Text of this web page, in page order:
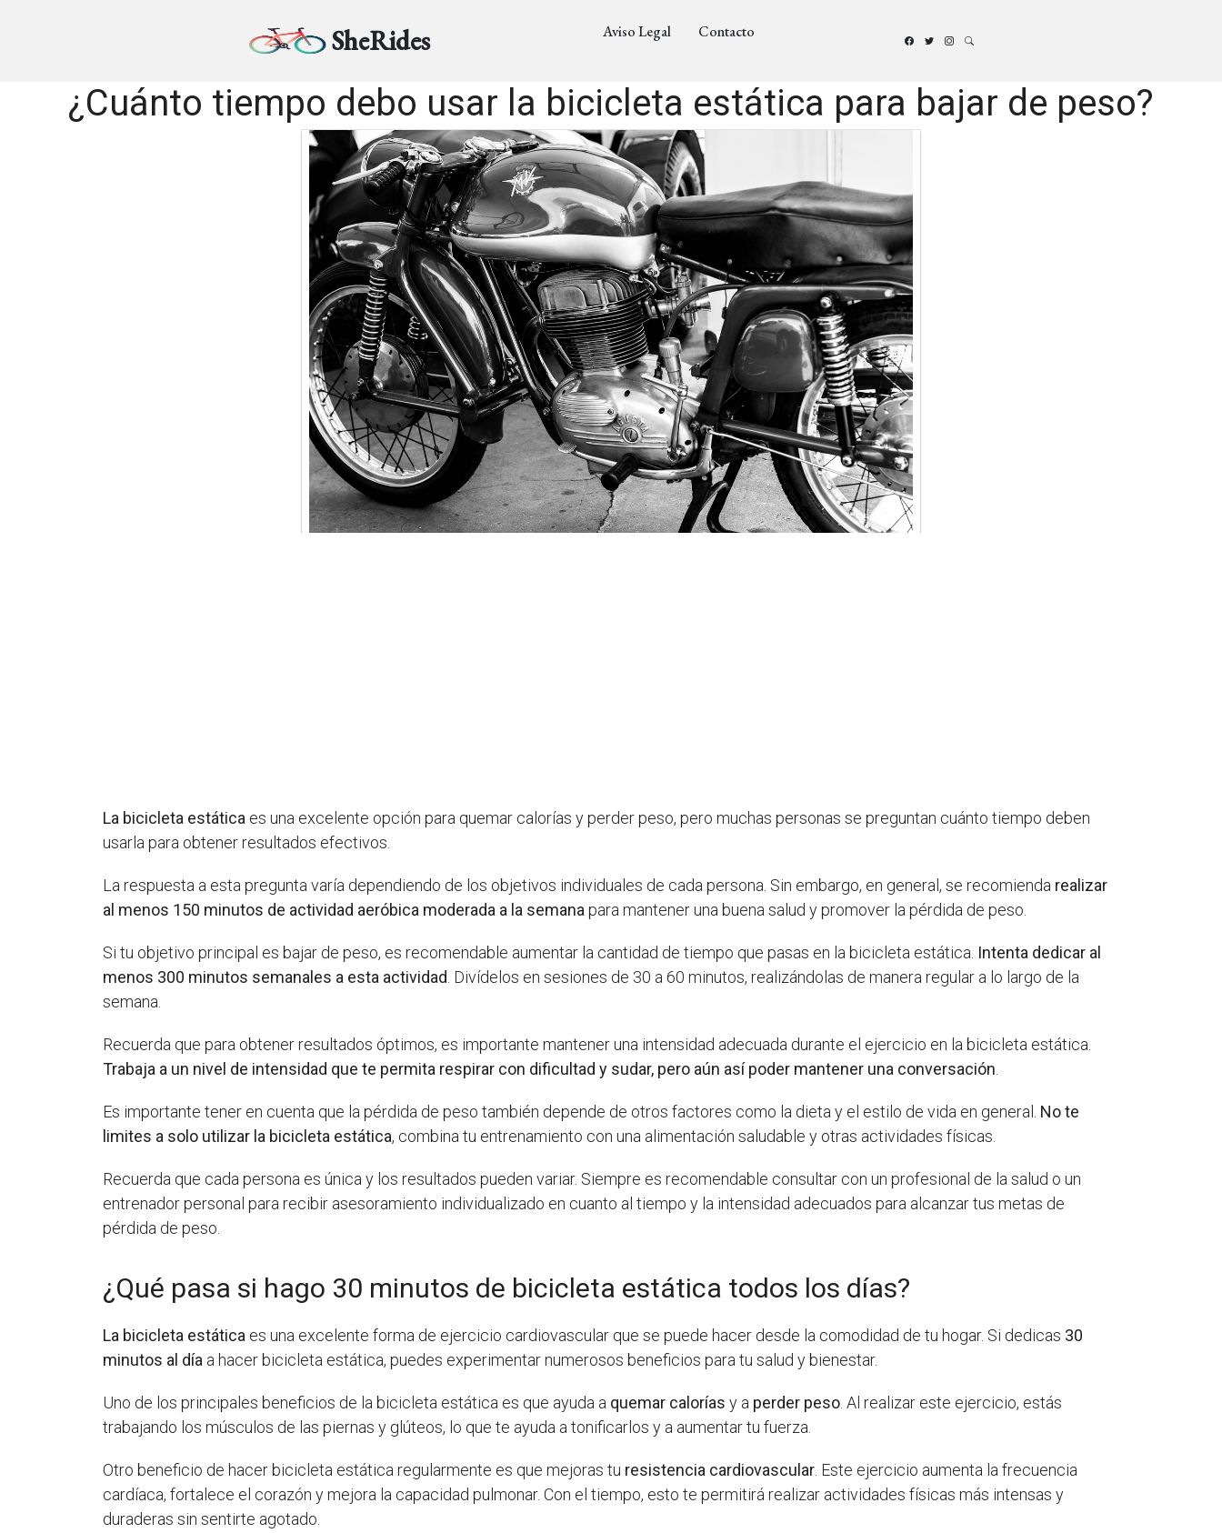
SheRides Aviso Legal Contacto
¿Cuánto tiempo debo usar la bicicleta estática para bajar de peso?
La bicicleta estática es una excelente opción para quemar calorías y perder peso, pero muchas personas se preguntan cuánto tiempo deben
usarla para obtener resultados efectivos.
La respuesta a esta pregunta varía dependiendo de los objetivos individuales de cada persona. Sin embargo, en general, se recomienda realizar
al menos 150 minutos de actividad aeróbica moderada a la semana para mantener una buena salud y promover la pérdida de peso.
Si tu objetivo principal es bajar de peso, es recomendable aumentar la cantidad de tiempo que pasas en la bicicleta estática. Intenta dedicar al
menos 300 minutos semanales a esta actividad . Divídelos en sesiones de 30 a 60 minutos, realizándolas de manera regular a lo largo de la
semana.
Recuerda que para obtener resultados óptimos, es importante mantener una intensidad adecuada durante el ejercicio en la bicicleta estática.
Trabaja a un nivel de intensidad que te permita respirar con dificultad y sudar, pero aún así poder mantener una conversación
Es importante tener en cuenta que la pérdida de peso también depende de otros factores como la dieta y el estilo de vida en general. No te
limites a solo utilizar la bicicleta estática, combina tu entrenamiento con una alimentación saludable y otras actividades físicas.
Recuerda que cada persona es única y los resultados pueden variar. Siempre es recomendable consultar con un profesional de la salud o un
entrenador personal para recibir asesoramiento individualizado en cuanto al tiempo y la intensidad adecuados para alcanzar tus metas de
pérdida de peso.
¿Qué pasa si hago 30 minutos de bicicleta estática todos los días?
La bicicleta estática es una excelente forma de ejercicio cardiovascular que se puede hacer desde la comodidad de tu hogar. Si dedicas 30
minutos al día a hacer bicicleta estática, puedes experimentar numerosos beneficios para tu salud y bienestar.
Uno de los principales beneficios de la bicicleta estática es que ayuda a quemar calorías y a perder peso . Al realizar este ejercicio, estás
trabajando los músculos de las piernas y glúteos, lo que te ayuda a tonificarlos y a aumentar tu fuerza.
Otro beneficio de hacer bicicleta estática regularmente es que mejoras tu resistencia cardiovascular . Este ejercicio aumenta la frecuencia
cardíaca, fortalece el corazón y mejora la capacidad pulmonar. Con el tiempo, esto te permitirá realizar actividades físicas más intensas y
duraderas sin sentirte agotado.